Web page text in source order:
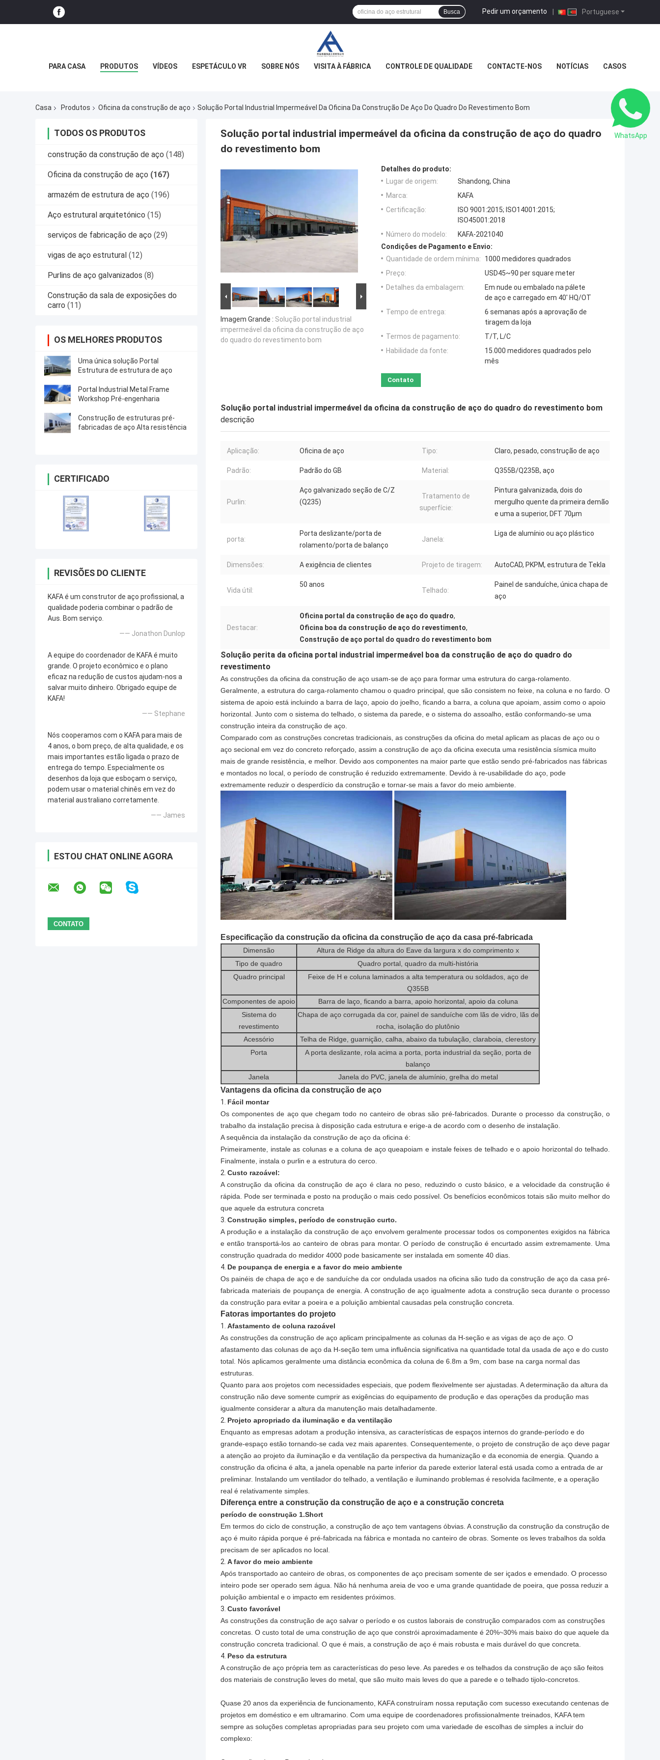
Portuguese
Pedir um orçamento |
Busca
PARA CASA PRODUTOS VÍDEOS ESPETÁCULO VR SOBRE NÓS VISITA À FÁBRICA CONTROLE DE QUALIDADE CONTACTE-NOS NOTÍCIAS CASOS
Casa Produtos Oficina da construção de aço Solução Portal Industrial Impermeável Da Oficina Da Construção De Aço Do Quadro Do Revestimento Bom
TODOS OS PRODUTOS
construção da construção de aço (148)
Oficina da construção de aço (167)
armazém de estrutura de aço (196)
Aço estrutural arquitetónico (15)
serviços de fabricação de aço (29)
vigas de aço estrutural (12)
Purlins de aço galvanizados (8)
Construção da sala de exposições do
carro (11)
OS MELHORES PRODUTOS
Uma única solução Portal
Estrutura de estrutura de aço
Portal Industrial Metal Frame
Workshop Pré-engenharia
Construção de estruturas pré-
fabricadas de aço Alta resistência
CERTIFICADO
REVISÕES DO CLIENTE
KAFA é um construtor de aço profissional, a
qualidade poderia combinar o padrão de
Aus. Bom serviço.
—— Jonathon Dunlop
A equipe do coordenador de KAFA é muito
grande. O projeto econômico e o plano
eficaz na redução de custos ajudam-nos a
salvar muito dinheiro. Obrigado equipe de
KAFA!
—— Stephane
Nós cooperamos com o KAFA para mais de
4 anos, o bom preço, de alta qualidade, e os
mais importantes estão ligada o prazo de
entrega do tempo. Especialmente os
desenhos da loja que esboçam o serviço,
podem usar o material chinês em vez do
material australiano corretamente.
—— James
ESTOU CHAT ONLINE AGORA
Solução portal industrial impermeável da oficina da construção de aço do quadro
do revestimento bom
Imagem Grande : Solução portal industrial
impermeável da oficina da construção de aço
do quadro do revestimento bom
Detalhes do produto:
Lugar de origem:
Shandong, China
Marca:
KAFA
Certificação:
ISO 9001:2015; ISO14001:2015;
ISO45001:2018
Número do modelo:
KAFA-2021040
Condições de Pagamento e Envio:
Quantidade de ordem mínima:
1000 medidores quadrados
Preço:
USD45~90 per square meter
Detalhes da embalagem:
Em nude ou embalado na pálete
de aço e carregado em 40' HQ/OT
Tempo de entrega:
6 semanas após a aprovação de
tiragem da loja
Termos de pagamento:
T/T, L/C
Habilidade da fonte:
15.000 medidores quadrados pelo
mês
Contato
Solução portal industrial impermeável da oficina da construção de aço do quadro do revestimento bom
descrição
Aplicação: Oficina de aço Tipo: Claro, pesado, construção de aço
Padrão: Padrão do GB Material: Q355B/Q235B, aço
Purlin:
Aço galvanizado seção de C/Z
(Q235)
Tratamento de
superfície:
Pintura galvanizada, dois do
mergulho quente da primeira demão
e uma a superior, DFT 70μm
porta:
Porta deslizante/porta de
rolamento/porta de balanço
Janela:
Liga de alumínio ou aço plástico
Dimensões: A exigência de clientes Projeto de tiragem: AutoCAD, PKPM, estrutura de Tekla
Vida útil:
50 anos
Telhado:
Painel de sanduíche, única chapa de
aço
Destacar:
Oficina portal da construção de aço do quadro,
Oficina boa da construção de aço do revestimento,
Construção de aço portal do quadro do revestimento bom
Solução perita da oficina portal industrial impermeável boa da construção de aço do quadro do
revestimento
As construções da oficina da construção de aço usam-se de aço para formar uma estrutura do carga-rolamento.
Geralmente, a estrutura do carga-rolamento chamou o quadro principal, que são consistem no feixe, na coluna e no fardo. O
sistema de apoio está incluindo a barra de laço, apoio do joelho, ficando a barra, a coluna que apoiam, assim como o apoio
horizontal. Junto com o sistema do telhado, o sistema da parede, e o sistema do assoalho, estão conformando-se uma
construção inteira da construção de aço.
Comparado com as construções concretas tradicionais, as construções da oficina do metal aplicam as placas de aço ou o
aço secional em vez do concreto reforçado, assim a construção de aço da oficina executa uma resistência sísmica muito
mais de grande resistência, e melhor. Devido aos componentes na maior parte que estão sendo pré-fabricados nas fábricas
e montados no local, o período de construção é reduzido extremamente. Devido à re-usabilidade do aço, pode
extremamente reduzir o desperdício da construção e tornar-se mais a favor do meio ambiente.
Especificação da construção da oficina da construção de aço da casa pré-fabricada
Dimensão
Altura de Ridge da altura do Eave da largura x do comprimento x
Tipo de quadro
Quadro portal, quadro da multi-história
Quadro principal
Feixe de H e coluna laminados a alta temperatura ou soldados, aço de
Q355B
Componentes de apoio
Barra de laço, ficando a barra, apoio horizontal, apoio da coluna
Sistema do
revestimento
Chapa de aço corrugada da cor, painel de sanduíche com lãs de vidro, lãs de
rocha, isolação do plutônio
Acessório
Telha de Ridge, guarnição, calha, abaixo da tubulação, claraboia, clerestory
Porta
A porta deslizante, rola acima a porta, porta industrial da seção, porta de
balanço
Janela
Janela do PVC, janela de alumínio, grelha do metal
Vantagens da oficina da construção de aço
1. Fácil montar
Os componentes de aço que chegam todo no canteiro de obras são pré-fabricados. Durante o processo da construção, o
trabalho da instalação precisa à disposição cada estrutura e erige-a de acordo com o desenho de instalação.
A sequência da instalação da construção de aço da oficina é:
Primeiramente, instale as colunas e a coluna de aço queapoiam e instale feixes de telhado e o apoio horizontal do telhado.
Finalmente, instala o purlin e a estrutura do cerco.
2. Custo razoável:
A construção da oficina da construção de aço é clara no peso, reduzindo o custo básico, e a velocidade da construção é
rápida. Pode ser terminada e posto na produção o mais cedo possível. Os benefícios econômicos totais são muito melhor do
que aquele da estrutura concreta
3. Construção simples, período de construção curto.
A produção e a instalação da construção de aço envolvem geralmente processar todos os componentes exigidos na fábrica
e então transportá-los ao canteiro de obras para montar. O período de construção é encurtado assim extremamente. Uma
construção quadrada do medidor 4000 pode basicamente ser instalada em somente 40 dias.
4. De poupança de energia e a favor do meio ambiente
Os painéis de chapa de aço e de sanduíche da cor ondulada usados na oficina são tudo da construção de aço da casa pré-
fabricada materiais de poupança de energia. A construção de aço igualmente adota a construção seca durante o processo
da construção para evitar a poeira e a poluição ambiental causadas pela construção concreta.
Fatoras importantes do projeto
1. Afastamento de coluna razoável
As construções da construção de aço aplicam principalmente as colunas da H-seção e as vigas de aço de aço. O
afastamento das colunas de aço da H-seção tem uma influência significativa na quantidade total da usada de aço e do custo
total. Nós aplicamos geralmente uma distância econômica da coluna de 6.8m a 9m, com base na carga normal das
estruturas.
Quanto para aos projetos com necessidades especiais, que podem flexivelmente ser ajustadas. A determinação da altura da
construção não deve somente cumprir as exigências do equipamento de produção e das operações da produção mas
igualmente considerar a altura da manutenção mais detalhadamente.
2. Projeto apropriado da iluminação e da ventilação
Enquanto as empresas adotam a produção intensiva, as características de espaços internos do grande-período e do
grande-espaço estão tornando-se cada vez mais aparentes. Consequentemente, o projeto de construção de aço deve pagar
a atenção ao projeto da iluminação e da ventilação da perspectiva da humanização e da economia de energia. Quando a
construção da oficina é alta, a janela openable na parte inferior da parede exterior lateral está usada como a entrada de ar
preliminar. Instalando um ventilador do telhado, a ventilação e iluminando problemas é resolvida facilmente, e a operação
real é relativamente simples.
Diferença entre a construção da construção de aço e a construção concreta
período de construção 1.Short
Em termos do ciclo de construção, a construção de aço tem vantagens óbvias. A construção da construção da construção de
aço é muito rápida porque é pré-fabricada na fábrica e montada no canteiro de obras. Somente os leves trabalhos da solda
precisam de ser aplicados no local.
2. A favor do meio ambiente
Após transportado ao canteiro de obras, os componentes de aço precisam somente de ser içados e emendado. O processo
inteiro pode ser operado sem água. Não há nenhuma areia de voo e uma grande quantidade de poeira, que possa reduzir a
poluição ambiental e o impacto em residentes próximos.
3. Custo favorável
As construções da construção de aço salvar o período e os custos laborais de construção comparados com as construções
concretas. O custo total de uma construção de aço que constrói aproximadamente é 20%~30% mais baixo do que aquele da
construção concreta tradicional. O que é mais, a construção de aço é mais robusta e mais durável do que concreta.
4. Peso da estrutura
A construção de aço própria tem as características do peso leve. As paredes e os telhados da construção de aço são feitos
dos materiais de construção leves do metal, que são muito mais leves do que a parede e o telhado tijolo-concretos.
Quase 20 anos da experiência de funcionamento, KAFA construíram nossa reputação com sucesso executando centenas de
projetos em doméstico e em ultramarino. Com uma equipe de coordenadores profissionalmente treinados, KAFA tem
sempre as soluções completas apropriadas para seu projeto com uma variedade de escolhas de simples a incluir do
complexo:
WhatsApp